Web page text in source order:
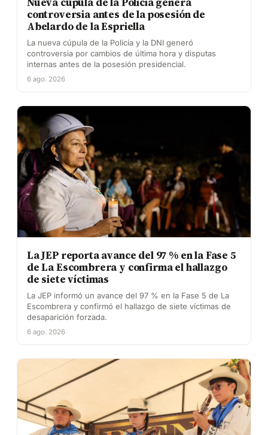
controversia antes de la posesión de
Abelardo de la Espriella
La nueva cúpula de la Policía y la DNI generó
controversia por cambios de última hora y disputas
internas antes de la posesión presidencial.
6 ago. 2026
La JEP reporta avance del 97 % en la Fase 5
de La Escombrera y confirma el hallazgo
de siete víctimas
La JEP informó un avance del 97 % en la Fase 5 de La
Escombrera y confirmó el hallazgo de siete víctimas de
desaparición forzada.
6 ago. 2026